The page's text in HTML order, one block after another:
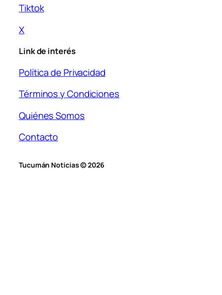
Tiktok
X
Link de interés
Política de Privacidad
Términos y Condiciones
Quiénes Somos
Contacto
Tucumán Noticias © 2026